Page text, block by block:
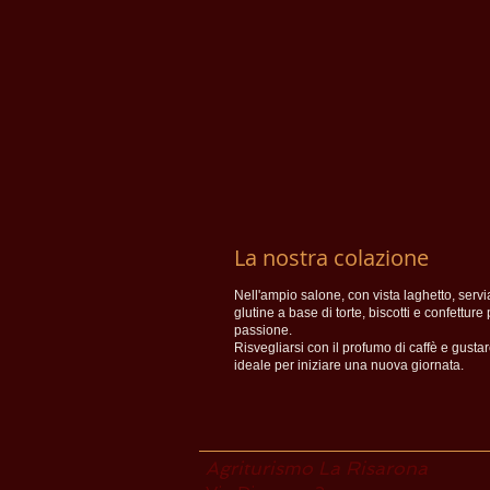
La nostra colazione
Nell'ampio salone, con vista laghetto,
glutine a base di torte, biscotti e confetture
passione.
Risvegliarsi con il profumo di caffè e
ideale per iniziare una nuova giornata.
Agriturismo La Risarona